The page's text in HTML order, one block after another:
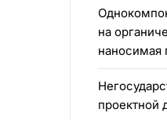
на
наносимая
проектной